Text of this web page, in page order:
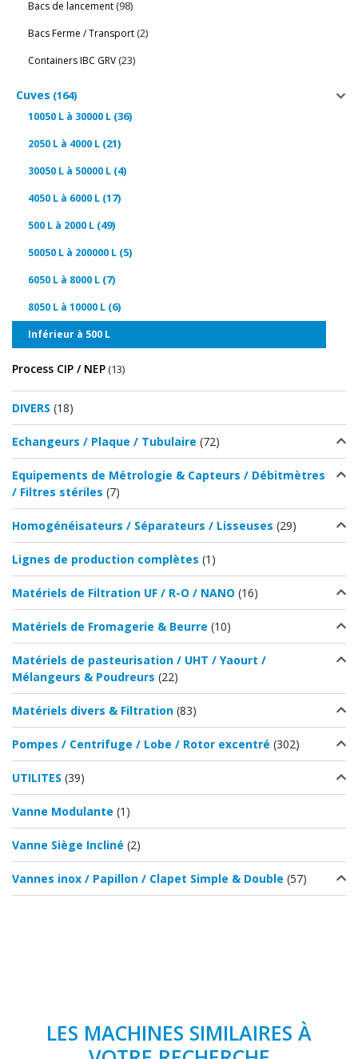
Bacs de lancement(98)
Bacs Ferme / Transport(2)
Containers IBC GRV(23)
Cuves (164)
10050 L à 30000 L (36)
2050 L à 4000 L (21)
30050 L à 50000 L (4)
4050 L à 6000 L (17)
500 L à 2000 L (49)
50050 L à 200000 L (5)
6050 L à 8000 L (7)
8050 L à 10000 L (6)
Inférieur à 500 L
Process CIP / NEP(13)
DIVERS (18)
Echangeurs / Plaque / Tubulaire (72)
Equipements de Métrologie & Capteurs / Débitmètres
/ Filtres stériles (7)
Homogénéisateurs / Séparateurs / Lisseuses (29)
Lignes de production complètes (1)
Matériels de Filtration UF / R-O / NANO (16)
Matériels de Fromagerie & Beurre (10)
Matériels de pasteurisation / UHT / Yaourt /
Mélangeurs & Poudreurs (22)
Matériels divers & Filtration (83)
Pompes / Centrifuge / Lobe / Rotor excentré (302)
UTILITES (39)
Vanne Modulante (1)
Vanne Siège Incliné (2)
Vannes inox / Papillon / Clapet Simple & Double (57)
LES MACHINES SIMILAIRES À